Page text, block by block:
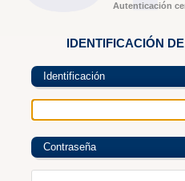
Autenticación
IDENTIFICACIÓN
Identificación
Contraseña